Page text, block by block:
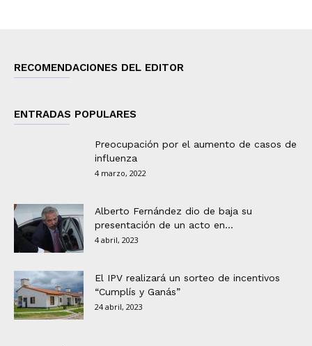
RECOMENDACIONES DEL EDITOR
ENTRADAS POPULARES
Preocupación por el aumento de casos de
influenza
4 marzo, 2022
Alberto Fernández dio de baja su
presentación de un acto en...
4 abril, 2023
El IPV realizará un sorteo de incentivos
“Cumplís y Ganás”
24 abril, 2023